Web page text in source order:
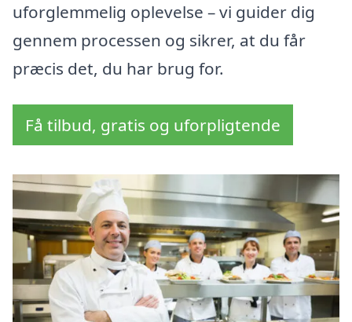
uforglemmelig oplevelse – vi guider dig
gennem processen og sikrer, at du får
præcis det, du har brug for.
Få tilbud, gratis og uforpligtende